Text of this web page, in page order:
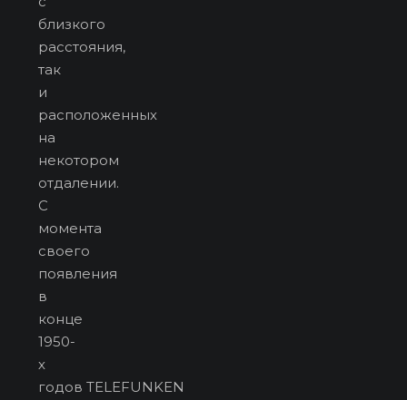
близкого
расстояния,
так
и
расположенных
на
некотором
отдалении.
С
момента
своего
появления
в
конце
1950-
х
годов TELEFUNKEN